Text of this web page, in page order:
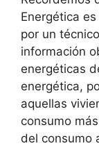
Energética
por un
información
energéticas
energética,
aquellas
consumo
del consumo